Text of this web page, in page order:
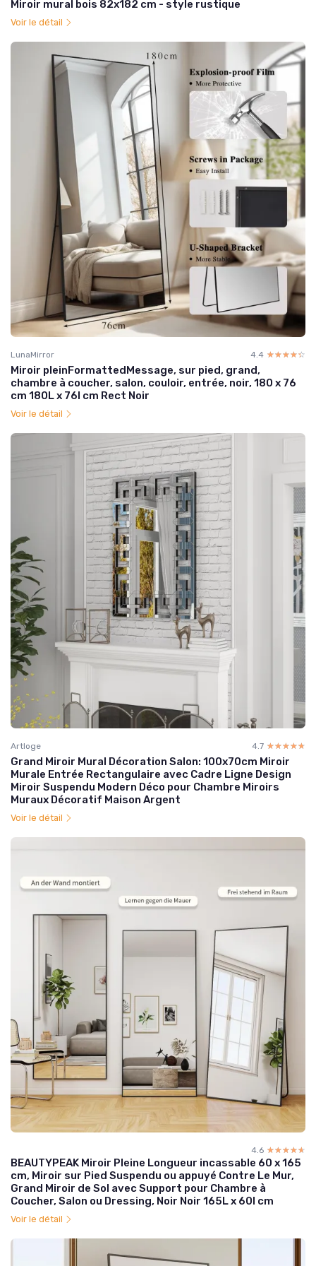
Miroir mural bois 82x182 cm - style rustique
Voir le détail
LunaMirror 4.4 ☆☆☆☆☆
★★★★★
Miroir pleinFormattedMessage, sur pied, grand,
chambre à coucher, salon, couloir, entrée, noir, 180 x 76
cm 180L x 76l cm Rect Noir
Voir le détail
Artloge 4.7 ☆☆☆☆☆
★★★★★
Grand Miroir Mural Décoration Salon: 100x70cm Miroir
Murale Entrée Rectangulaire avec Cadre Ligne Design
Miroir Suspendu Modern Déco pour Chambre Miroirs
Muraux Décoratif Maison Argent
Voir le détail
4.6 ☆☆☆☆☆
★★★★★
BEAUTYPEAK Miroir Pleine Longueur incassable 60 x 165
cm, Miroir sur Pied Suspendu ou appuyé Contre Le Mur,
Grand Miroir de Sol avec Support pour Chambre à
Coucher, Salon ou Dressing, Noir Noir 165L x 60l cm
Voir le détail